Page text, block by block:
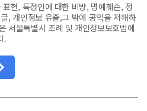
현, 특정인에 대한 비방, 명예훼손, 정
, 개인정보 유출,그 밖에 공익을 저해하
서울특별시 조례 및 개인정보보호법에
.